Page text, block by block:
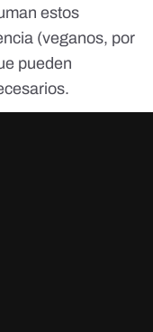
estos
(veganos, por
pueden